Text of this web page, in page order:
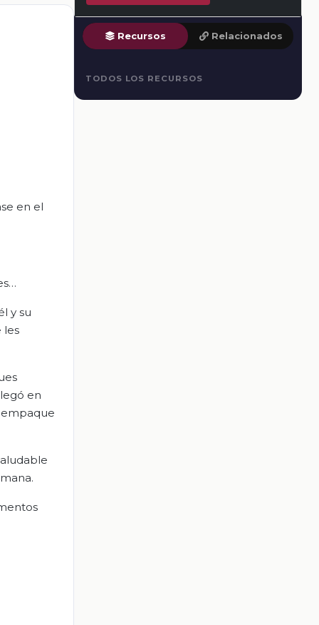
en el
y su
les
en
empaque
Recursos Relacionados
TODOS LOS RECURSOS